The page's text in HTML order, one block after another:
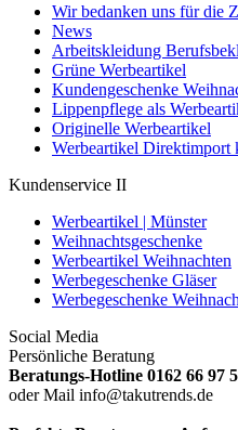
Wir bedanken uns für die
News
Arbeitskleidung
Grüne Werbeartikel
Kundengeschenke
Lippenpflege als
Originelle Werbeartikel
Werbeartikel Direktimport
Kundenservice II
Werbeartikel | Münster
Weihnachtsgeschenke
Werbeartikel Weihnachten
Werbegeschenke Gläser
Werbegeschenke
Social Media
Persönliche Beratung
Beratungs-Hotline 0162 66 97
oder Mail info@takutrends.de